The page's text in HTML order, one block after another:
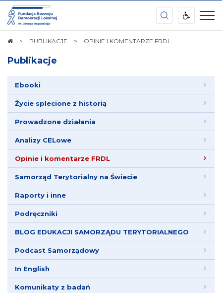
Świętokrzyskie
Centrum
FRDL
STRONAPUBLIKACJE OPINIE I KOMENTARZE FRDL
Publikacje
Ebooki
Życie splecione z historią
Prowadzone działania
Analizy CELowe
Opinie i komentarze FRDL
Samorząd Terytorialny na Świecie
Raporty i inne
Podręczniki
BLOG EDUKACJI SAMORZĄDU TERYTORIALNEGO
Podcast Samorządowy
In English
Komunikaty z badań